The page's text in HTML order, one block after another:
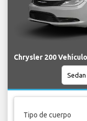
Chrysler 200
Tipo de cuerpo